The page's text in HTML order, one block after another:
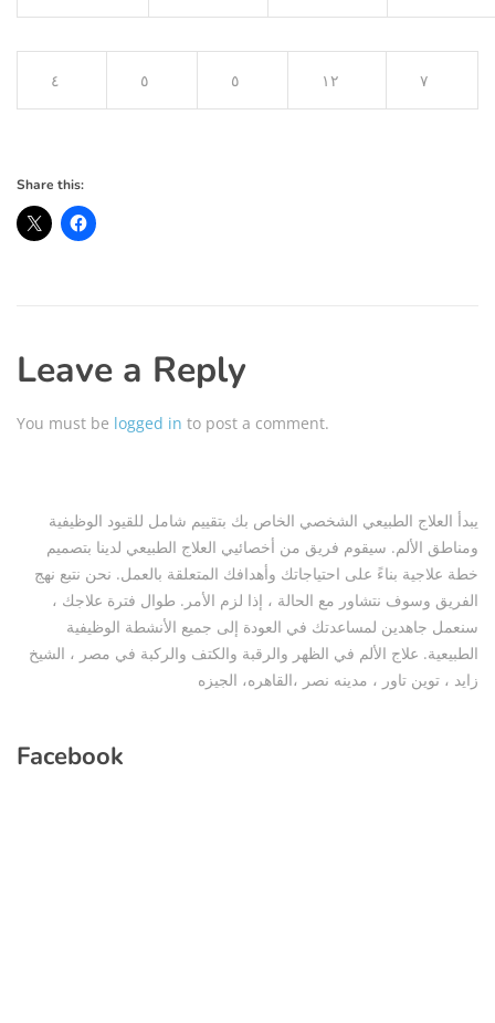
٤ ٥ ٥ ١٢ ٧
Share this:
Leave a Reply
You must be logged in to post a comment.
يبدأ العلاج الطبيعي الشخصي الخاص بك بتقييم شامل للقيود الوظيفية
ومناطق الألم. سيقوم فريق من أخصائيي العلاج الطبيعي لدينا بتصميم
خطة علاجية بناءً على احتياجاتك وأهدافك المتعلقة بالعمل. نحن نتبع نهج
الفريق وسوف نتشاور مع الحالة ، إذا لزم الأمر. طوال فترة علاجك ،
سنعمل جاهدين لمساعدتك في العودة إلى جميع الأنشطة الوظيفية
الطبيعية. علاج الألم في الظهر والرقبة والكتف والركبة في مصر ، الشيخ
زايد ، توين تاور ، مدينه نصر ،القاهره، الجيزه
Facebook